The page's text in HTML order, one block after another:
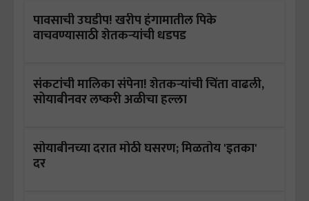
पावसाची उघडीप! खरीप हंगामातील पिके
वाचवण्यासाठी शेतकऱ्यांची धडपड
संकटांची मालिका संपेना! शेतकऱ्यांची चिंता वाढली,
सोयाबीनवर लष्करी अळीचा हल्ला
सोयाबीनच्या दरात मोठी घसरण; मिळतोय 'इतका'
दर